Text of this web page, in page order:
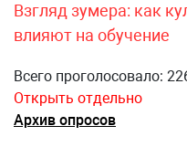
Взгляд зумера: как
влияют на обучение
Всего проголосовало:
Открыть отдельно
Архив опросов